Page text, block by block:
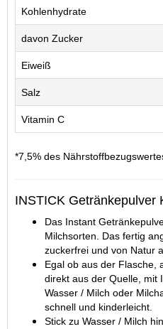
Kohlenhydrate
davon Zucker
Eiweiß
Salz
Vitamin C
*7,5% des
INSTICK Getränkepulver
Das Instant
Milchsorten. Das fertig
zuckerfrei und von Natur
Egal ob aus der Flasche,
direkt aus der Quelle, mit
Wasser / Milch oder
schnell und kinderleicht.
Stick zu Wasser / Milch